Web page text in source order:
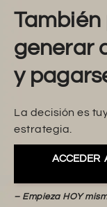
generar
y
La decisión es
estrategia.
ACCEDER
– Empieza HOY